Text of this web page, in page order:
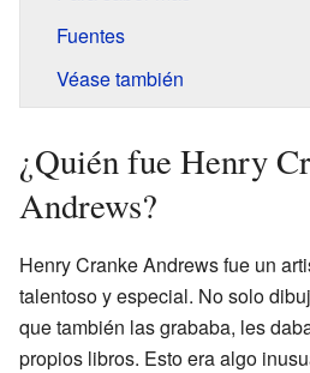
Fuentes
Véase también
¿Quién fue Henry
Andrews?
Henry Cranke Andrews fue un
talentoso y especial. No solo
que también las grababa, les
propios libros. Esto era algo